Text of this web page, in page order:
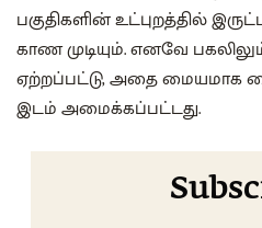
பகுதிகளின் உட்புறத்தில்
காண முடியும். எனவே
ஏற்றப்பட்டு, அதை மையமாக
இடம் அமைக்கப்பட்டது.